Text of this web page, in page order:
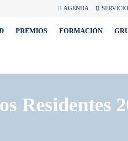
AGENDA
PREMIOS FORMACIÓN
Residentes